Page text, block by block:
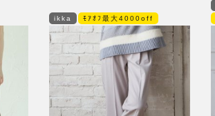
ikka ﾓｱｵﾌ最大4000off